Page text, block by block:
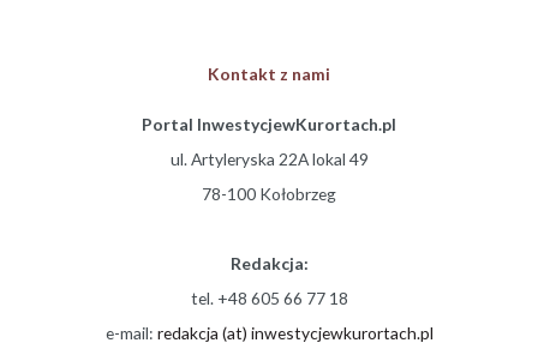
Kontakt z nami
Portal InwestycjewKurortach.pl
ul. Artyleryska 22A lokal 49
78-100 Kołobrzeg
Redakcja:
tel. +48 605 66 77 18
e-mail: redakcja (at) inwestycjewkurortach.pl